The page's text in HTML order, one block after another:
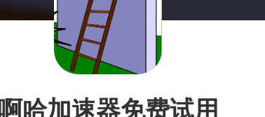
啊哈加速器免费试用